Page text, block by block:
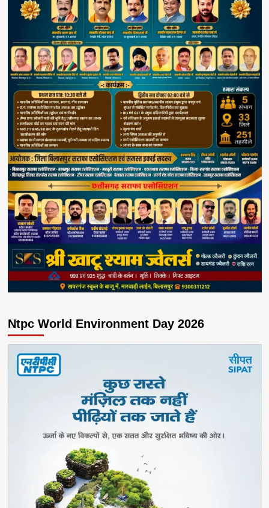
Ntpc World Environment Day 2026